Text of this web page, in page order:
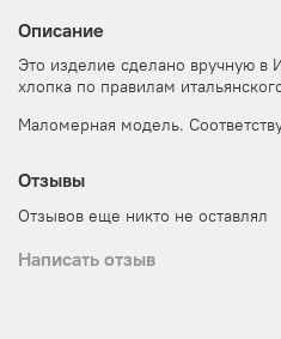
Описание
Это изделие сделано вручную в
хлопка по правилам
Маломерная модель.
Отзывы
Отзывов еще никто не оставлял
Написать отзыв